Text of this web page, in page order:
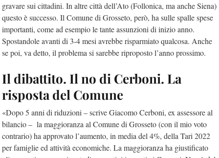
gravare sui cittadini. In altre città dell’Ato (Follonica, ma anche Siena)
questo è successo. Il Comune di Grosseto, però, ha sulle spalle spese
importanti, come ad esempio le tante assunzioni di inizio anno.
Spostandole avanti di 3-4 mesi avrebbe risparmiato qualcosa. Anche
se poi, va detto, il problema si sarebbe riproposto l’anno prossimo.
Il dibattito. Il no di Cerboni. La
risposta del Comune
«Dopo 5 anni di riduzioni – scrive Giacomo Cerboni, ex assessore al
bilancio – la maggioranza al Comune di Grosseto (con il mio voto
contrario) ha approvato l’aumento, in media del 4%, della Tari 2022
per famiglie ed attività economiche. La maggioranza ha giustificato